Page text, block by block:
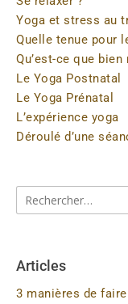
Yoga et stress au
Quelle tenue pour
Qu’est-ce que bien
Le Yoga Postnatal
Le Yoga Prénatal
L’expérience yoga
Déroulé d’une
Articles
3 manières de